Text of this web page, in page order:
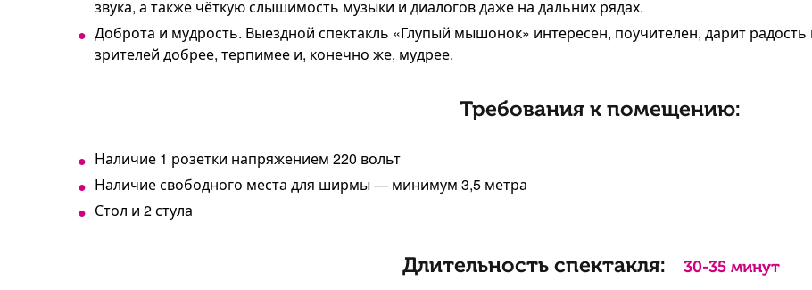
звука, а также чёткую слышимость музыки и диалогов даже на дальних рядах.
Доброта и мудрость. Выездной спектакль «Глупый мышонок» интересен, поучителен, дарит
зрителей добрее, терпимее и, конечно же, мудрее.
Требования к помещению:
Наличие 1 розетки напряжением 220 вольт
Наличие свободного места для ширмы — минимум 3,5 метра
Стол и 2 стула
Длительность спектакля: 30-35 минут